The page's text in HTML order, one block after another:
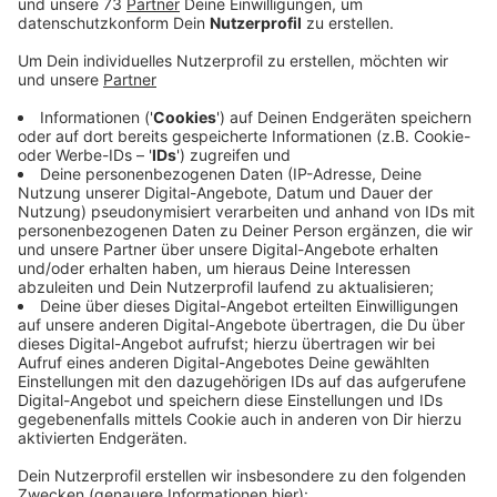
Bewerbungen werden bis zum 15. März
angenommen
Anzeige
Bewerbungsschluss ist der 15. März 2024 und das FSJ
beginnt am 16. September 2024. Dauer: 11,5 Monate.
Es warten spannende Einblicke in die Arbeits- und
Kulturwelt und ein monatliches Taschengeld, heißt es
vom Münsterland e.V.
zur Bewerbung.